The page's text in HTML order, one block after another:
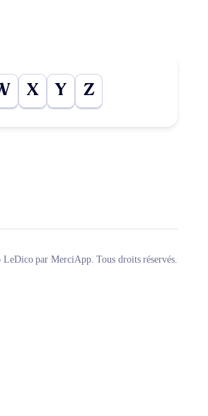
X Y Z
par MerciApp. Tous droits réservés.